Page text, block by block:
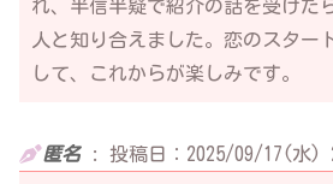
れ、半信半疑で紹介の話を受けた
人と知り合えました。恋のスター
して、これからが楽しみです。
匿名: 投稿日：2025/09/17(水)